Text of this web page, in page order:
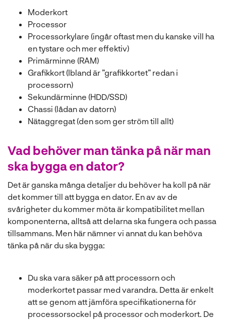
Moderkort
Processor
Processorkylare (ingår oftast men du kanske vill ha
en tystare och mer effektiv)
Primärminne (RAM)
Grafikkort (Ibland är ”grafikkortet” redan i
processorn)
Sekundärminne (HDD/SSD)
Chassi (lådan av datorn)
Nätaggregat (den som ger ström till allt)
Vad behöver man tänka på när man
ska bygga en dator?
Det är ganska många detaljer du behöver ha koll på när
det kommer till att bygga en dator. En av av de
svårigheter du kommer möta är kompatibilitet mellan
komponenterna, alltså att delarna ska fungera och passa
tillsammans. Men här nämner vi annat du kan behöva
tänka på när du ska bygga:
Du ska vara säker på att processorn och
moderkortet passar med varandra. Detta är enkelt
att se genom att jämföra specifikationerna för
processorsockel på processor och moderkort. De